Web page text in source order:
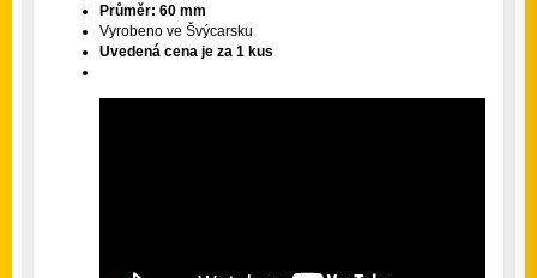
Průměr: 60 mm
Vyrobeno ve Švýcarsku
Uvedená cena je za 1 kus